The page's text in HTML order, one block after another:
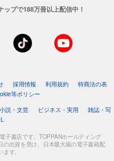
プで188万冊以上配信中！
採用情報 利用規約
特商法の表
等ポリシー
小説・文芸 ビジネス・実用
雑誌・写
子書店です。TOPPANホールディング
の出資を受け、日本最大級の電子書籍配
す。